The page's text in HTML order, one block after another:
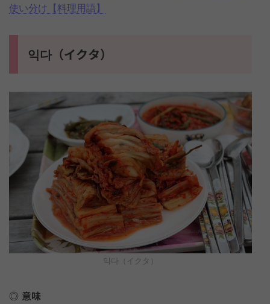
使い分け【料理用語】
익다（イクタ）
익다（イクタ）
意味